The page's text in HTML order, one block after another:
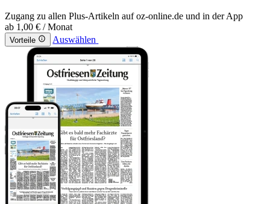
Zugang zu allen Plus-Artikeln auf oz-online.de und in der App
ab 1,00 € / Monat
Vorteile Auswählen